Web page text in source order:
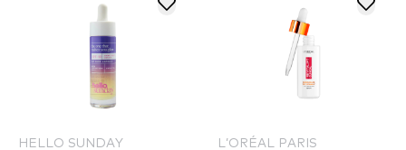
HELLO SUNDAY L’ORÉAL PARIS